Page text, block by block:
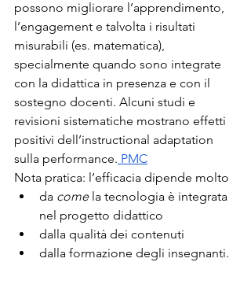
possono migliorare l’apprendimento,
l’engagement e talvolta i risultati
misurabili (es. matematica),
specialmente quando sono integrate
con la didattica in presenza e con il
sostegno docenti. Alcuni studi e
revisioni sistematiche mostrano effetti
positivi dell’instructional adaptation
sulla performance. PMC
Nota pratica: l’efficacia dipende molto
da come la tecnologia è integrata
nel progetto didattico
dalla qualità dei contenuti
dalla formazione degli insegnanti.